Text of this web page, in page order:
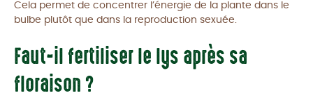
Cela permet de concentrer l’énergie de la plante dans le
bulbe plutôt que dans la reproduction sexuée.
Faut-il fertiliser le lys après sa
floraison ?